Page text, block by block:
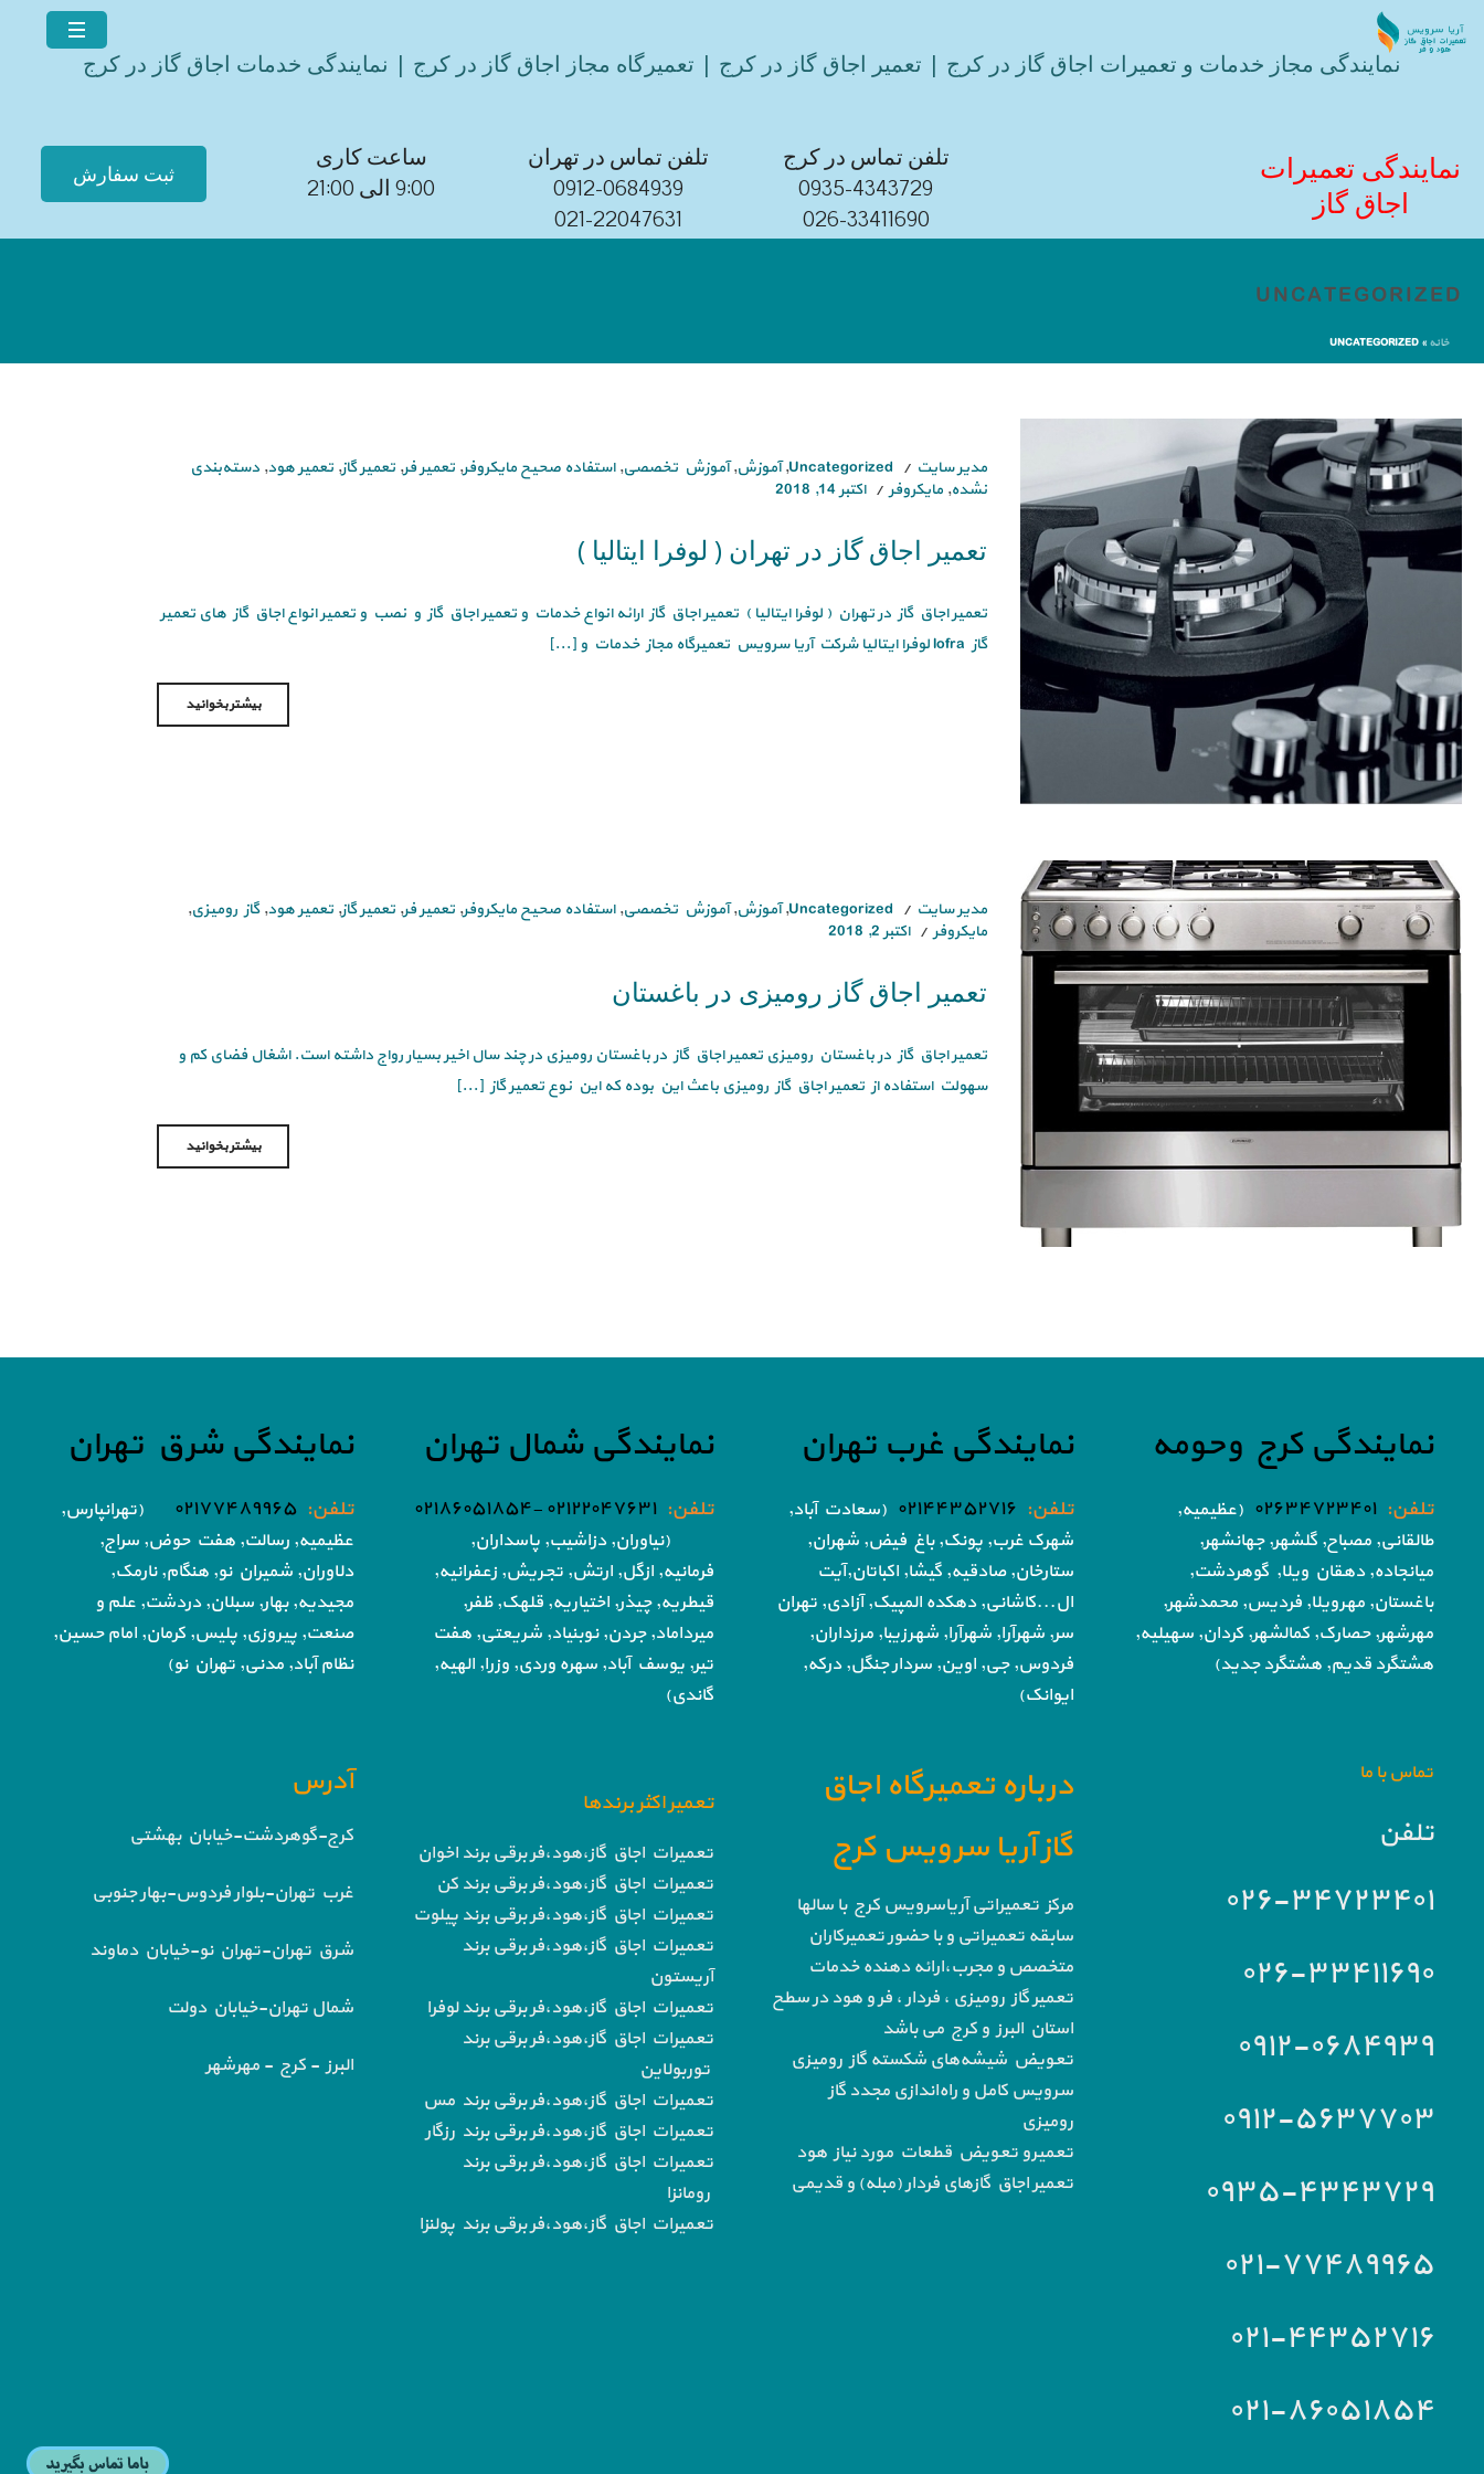
نمایندگی مجاز خدمات و تعمیرات اجاق گاز در کرج | تعمیر اجاق گاز در کرج | تعمیرگاه مجاز اجاق گاز در کرج | نمایندگی خدمات اجاق گاز در کرج
ثبت سفارش
ساعت کاری
9:00 الی 21:00
تلفن تماس در تهران
0912-0684939
021-22047631
تلفن تماس در کرج
0935-4343729
026-33411690
نمایندگی تعمیرات
اجاق گاز
UNCATEGORIZED
خانه »
UNCATEGORIZED
مدیر سایت Uncategorized
,آموزش,آموزش تخصصی,استفاده صحیح مایکروفر, تعمیر فر, تعمیر گاز, تعمیر هود, دسته‌بندی
نشده, مایکروفر اکتبر 14, 2018
تعمیر اجاق گاز در تهران ( لوفرا ایتالیا )
تعمیر اجاق گاز در تهران ( لوفرا ایتالیا ) تعمیر اجاق گاز ارائه انواع خدمات و تعمیر اجاق گاز و نصب و تعمیر انواع اجاق گاز های تعمیر
گاز lofra لوفرا ایتالیا شرکت آریا سرویس تعمیرگاه مجاز خدمات و [...]
بیشتر بخوانید
مدیر سایت Uncategorized
,آموزش,آموزش تخصصی,استفاده صحیح مایکروفر, تعمیر فر, تعمیر گاز, تعمیر هود,گاز رومیزی,
مایکروفر
اکتبر 2, 2018
تعمیر اجاق گاز رومیزی در باغستان
تعمیر اجاق گاز در باغستان رومیزی تعمیر اجاق گاز در باغستان رومیزی در چند سال اخیر بسیار رواج داشته است. اشغال فضای کم و
سهولت استفاده از تعمیر اجاق گاز رومیزی باعث این بوده که این نوع تعمیر گاز [...]
بیشتر بخوانید
نمایندگی شرق تهران
تلفن: ۰۲۱۷۷۴۸۹۹۶۵
(تهرانپارس,
عظیمیه, رسالت, هفت حوض, سراج,
دلاوران, شمیران نو, هنگام, نارمک,
مجیدیه, بهار, سبلان, دردشت, علم و
صنعت, پیروزی, پلیس, کرمان, امام حسین,
نظام آباد, مدنی, تهران نو)
آدرس
کرج-گوهردشت-خیابان بهشتی
غرب تهران-بلوار فردوس-بهار جنوبی
شرق تهران-تهران نو-خیابان دماوند
شمال تهران-خیابان دولت
البرز - کرج - مهرشهر
نمایندگی شمال تهران
تلفن: ۰۲۱۲۲۰۴۷۶۳۱ -۰۲۱۸۶۰۵۱۸۵۴
(نیاوران, دزاشیب, پاسداران,
فرمانیه, ازگل, ارتش, تجریش, زعفرانیه,
قیطریه, چیذر, اختیاریه, قلهک, ظفر,
میرداماد, جردن, نوبنیاد, شریعتی, هفت
تیر, یوسف آباد, سهره وردی, وزرا, الهیه,
گاندی)
تعمیر اکثر برندها
تعمیرات اجاق گاز،هود،فر برقی برند اخوان
تعمیرات اجاق گاز،هود،فر برقی برند کن
تعمیرات اجاق گاز،هود،فر برقی برند پیلوت
تعمیرات اجاق گاز،هود،فر برقی برند
آریستون
تعمیرات اجاق گاز،هود،فر برقی برند لوفرا
تعمیرات اجاق گاز،هود،فر برقی برند
توربولاین
تعمیرات اجاق گاز،هود،فر برقی برند مس
تعمیرات اجاق گاز،هود،فر برقی برند رزگار
تعمیرات اجاق گاز،هود،فر برقی برند
رومانزا
تعمیرات اجاق گاز،هود،فر برقی برند پولنزا
نمایندگی غرب تهران
تلفن: ۰۲۱۴۴۳۵۲۷۱۶ (سعادت آباد,
شهرک غرب, پونک, باغ فیض, شهران,
ستارخان, صادقیه, گیشا, اکباتان,آیت
ال...کاشانی, دهکده المپیک, آزادی, تهران
سر, شهرآرا, شهرآرا, شهرزیبا, مرزداران,
فردوس, جی, اوین, سردار جنگل, درکه,
ایوانک)
درباره تعمیرگاه اجاق
گاز آریا سرویس کرج
مرکز تعمیراتی آریاسرویس کرج با سالها
سابقه تعمیراتی و با حضور تعمیرکاران
متخصص و مجرب،ارائه دهنده خدمات
تعمیر گاز رومیزی ، فردار ، فر و هود در سطح
استان البرز و کرج می باشد
تعویض شیشه‌های شکسته گاز رومیزی
سرویس کامل و راه‌اندازی مجدد گاز
رومیزی
تعمیرو تعویض قطعات مورد نیاز هود
تعمیر اجاق گاز‌های فردار (مبله) و قدیمی
نمایندگی کرج وحومه
تلفن: ۰۲۶۳۴۷۲۳۴۰۱
(عظیمیه,
طالقانی, مصباح, گلشهر, جهانشهر,
میانجاده, دهقان ویلا, گوهردشت,
باغستان, مهرویلا, فردیس, محمدشهر,
مهرشهر, حصارک, کمالشهر, کردان, سهیلیه,
هشتگرد قدیم, هشتگرد جدید)
تماس با ما
تلفن
۰۲۶-۳۴۷۲۳۴۰۱
۰۲۶-۳۳۴۱۱۶۹۰
۰۹۱۲-۰۶۸۴۹۳۹
۰۹۱۲-۵۶۳۷۷۰۳
۰۹۳۵-۴۳۴۳۷۲۹
۰۲۱-۷۷۴۸۹۹۶۵
۰۲۱-۴۴۳۵۲۷۱۶
۰۲۱-۸۶۰۵۱۸۵۴